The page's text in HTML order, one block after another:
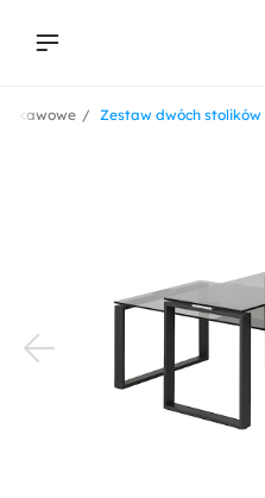
Zestaw dwóch stolików
kawowe